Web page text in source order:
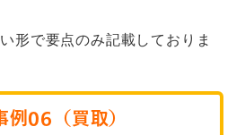
形で要点のみ記載しておりま
06（買取）